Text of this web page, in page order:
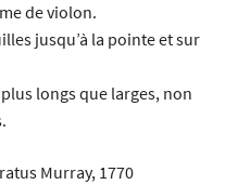
de violon.
jusqu’à la pointe et sur
longs que larges, non